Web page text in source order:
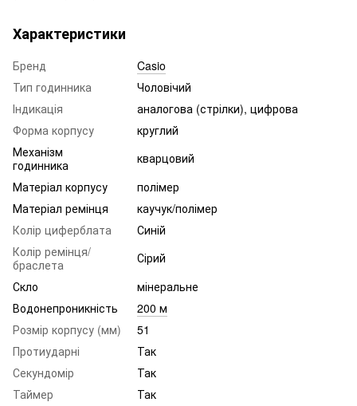
Характеристики
Бренд
Casio
Тип годинника
Чоловічий
Індикація
аналогова (стрілки), цифрова
Форма корпусу
круглий
Механізм
годинника
кварцовий
Матеріал корпусу
полімер
Матеріал ремінця
каучук/полімер
Колір циферблата
Синій
Колір ремінця/
браслета
Сірий
Скло
мінеральне
Водонепроникність
200 м
Розмір корпусу (мм)
51
Протиударні
Так
Секундомір
Так
Таймер
Так